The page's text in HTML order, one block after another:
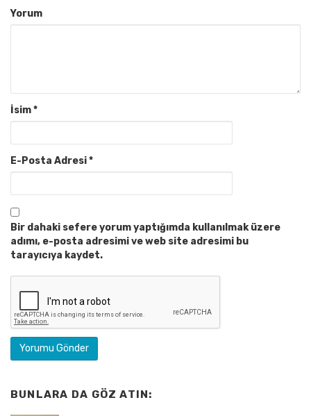
Yorum
İsim*
E-Posta Adresi*
Bir dahaki sefere yorum yaptığımda kullanılmak üzere
adımı, e-posta adresimi ve web site adresimi bu
tarayıcıya kaydet.
BUNLARA DA GÖZ ATIN: